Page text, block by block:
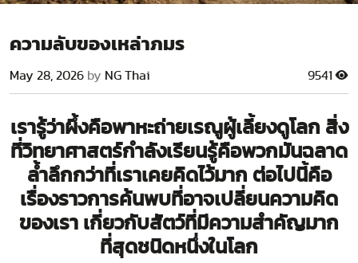
ความลับของเหล่าภมร
May 28, 2026 by NG Thai 9541
เรารู้ว่าผึ้งคือพาหะถ่ายเรณูผู้เลี้ยงดูโลก สิ่ง
ที่วิทยาศาสตร์กำลังเรียนรู้คือพวกมันฉลาด
ล้ำลึกกว่าที่เราเคยคิดไว้มาก ต่อไปนี้คือ
เรื่องราวการค้นพบที่อาจเปลี่ยนความคิด
ของเราเกี่ยวกับสัตว์ที่มีความสำคัญมาก
ที่สุดชนิดหนึ่งในโลก